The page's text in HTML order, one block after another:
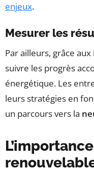
enjeux.
Mesurer les
Par ailleurs, grâce
suivre les progrès
énergétique. Les
leurs stratégies en
un parcours vers la